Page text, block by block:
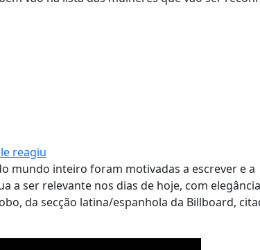
reagiu
mundo inteiro foram motivadas a escrever e a
ser relevante nos dias de hoje, com
da secção latina/espanhola da Billboard,